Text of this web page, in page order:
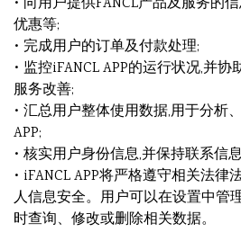
• 向用户提供FANCL产品及服务的
优惠等;
• 完成用户的订单及付款处理;
• 监控iFANCL APP的运行状况,并
服务改善;
• 汇总用户整体使用数据,用于分析
APP;
• 核实用户身份信息,并保持联系信
• iFANCL APP将严格遵守相关法律
人信息安全。用户可以在设置中管
时查询、修改或删除相关数据。